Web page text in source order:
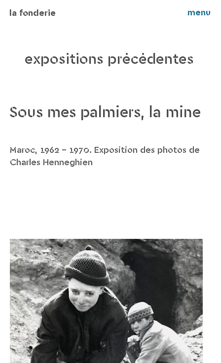
la fonderie menu
expositions précédentes
Sous mes palmiers, la mine
Maroc, 1962 - 1970. Exposition des photos de
Charles Henneghien